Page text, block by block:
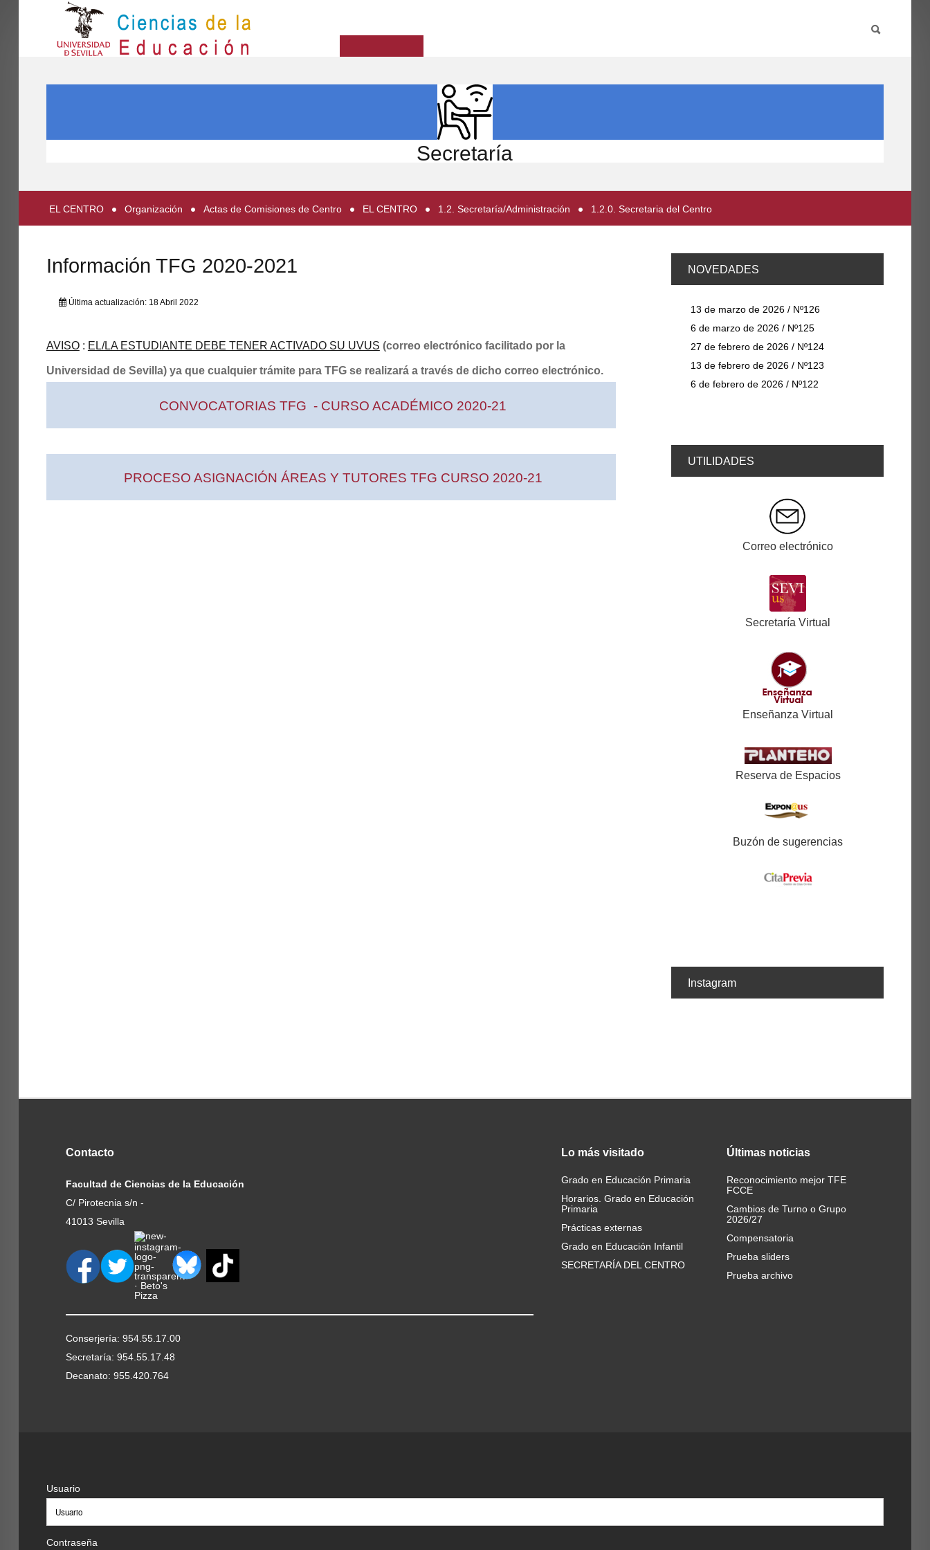
PARTICIPA
Secretaría
EL CENTRO Organización Actas de Comisiones de Centro EL CENTRO 1.2. Secretaría/Administración 1.2.0. Secretaria del Centro
Información TFG 2020-2021
Última actualización: 18 Abril 2022
AVISO: EL/LA ESTUDIANTE DEBE TENER ACTIVADO SU UVUS (correo electrónico facilitado por la
Universidad de Sevilla) ya que cualquier trámite para TFG se realizará a través de dicho correo electrónico.
CONVOCATORIAS TFG - CURSO ACADÉMICO 2020-21
PROCESO ASIGNACIÓN ÁREAS Y TUTORES TFG CURSO 2020-21
NOVEDADES
13 de marzo de 2026 / Nº126
6 de marzo de 2026 / Nº125
27 de febrero de 2026 / Nº124
13 de febrero de 2026 / Nº123
6 de febrero de 2026 / Nº122
UTILIDADES
Correo electrónico
Secretaría Virtual
Enseñanza Virtual
Reserva de Espacios
Buzón de sugerencias
Instagram
Contacto
Facultad de Ciencias de la Educación
C/ Pirotecnia s/n -
41013 Sevilla
Conserjería: 954.55.17.00
Secretaría: 954.55.17.48
Decanato: 955.420.764
Lo más visitado
Grado en Educación Primaria
Horarios. Grado en Educación
Primaria
Prácticas externas
Grado en Educación Infantil
SECRETARÍA DEL CENTRO
Últimas noticias
Reconocimiento mejor TFE
FCCE
Cambios de Turno o Grupo
2026/27
Compensatoria
Prueba sliders
Prueba archivo
Usuario
Contraseña